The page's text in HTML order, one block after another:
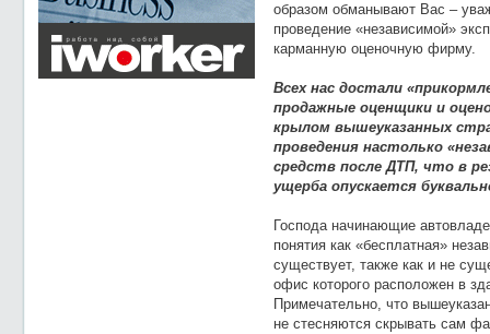
образом обманывают Вас –
проведение «независимой»
карманную оценочную фирму.
Всех нас достали
продажные оценщики и
крылом вышеуказанных
проведения настолько
средств после ДТП, что в
ущерба опускается
Господа начинающие
понятия как «бесплатная»
существует, также как и не
офис которого расположен в
Примечательно, что
не стесняются скрывать сам